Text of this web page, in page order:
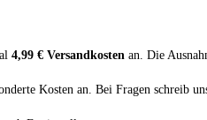
4,99 € Versandkosten an. Die
Kosten an. Bei Fragen schreib